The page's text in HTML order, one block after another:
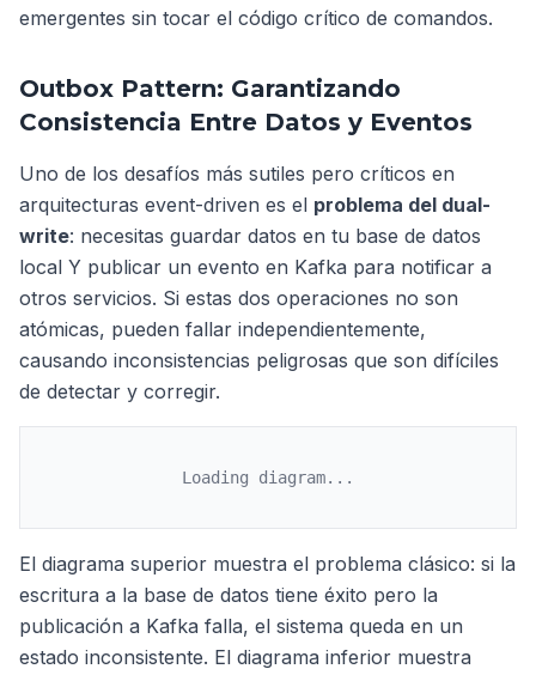
emergentes sin tocar el código crítico de comandos.
Outbox Pattern: Garantizando
Consistencia Entre Datos y Eventos
Uno de los desafíos más sutiles pero críticos en
arquitecturas event-driven es el problema del dual-
write: necesitas guardar datos en tu base de datos
local Y publicar un evento en Kafka para notificar a
otros servicios. Si estas dos operaciones no son
atómicas, pueden fallar independientemente,
causando inconsistencias peligrosas que son difíciles
de detectar y corregir.
Loading diagram...
El diagrama superior muestra el problema clásico: si la
escritura a la base de datos tiene éxito pero la
publicación a Kafka falla, el sistema queda en un
estado inconsistente. El diagrama inferior muestra